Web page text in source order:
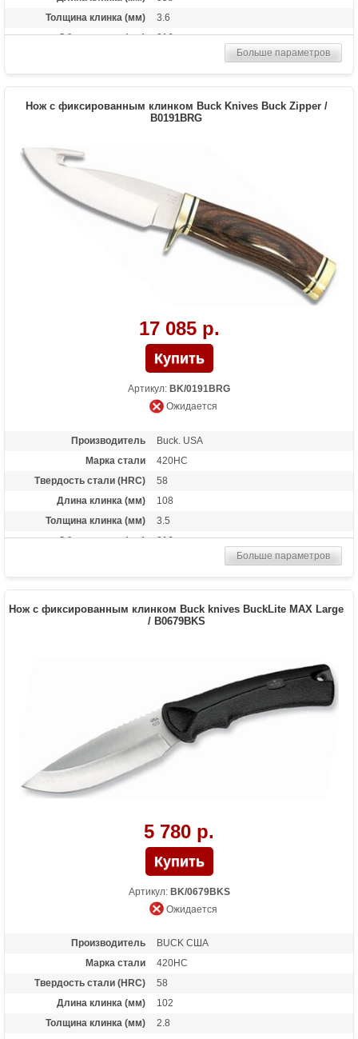
Толщина клинка (мм)
3.6
Общая длина (мм)
216
Комплект
кожаные ножны в комплекте
Больше параметров
Нож с фиксированным клинком Buck Knives Buck Zipper /
B0191BRG
17 085 р.
Артикул: BK/0191BRG
Ожидается
Производитель
Buck. USA
Марка стали
420HC
Твердость стали (HRC)
58
Длина клинка (мм)
108
Толщина клинка (мм)
3.5
Общая длина (мм)
216
Комплект
кожаные ножны в комплекте
Больше параметров
Нож с фиксированным клинком Buck knives BuckLite MAX Large
/ B0679BKS
5 780 р.
Артикул: BK/0679BKS
Ожидается
Производитель
BUCK США
Марка стали
420HC
Твердость стали (HRC)
58
Длина клинка (мм)
102
Толщина клинка (мм)
2.8